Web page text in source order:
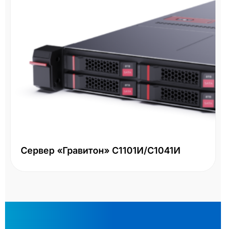
Сервер «Гравитон» С1101И/С1041И